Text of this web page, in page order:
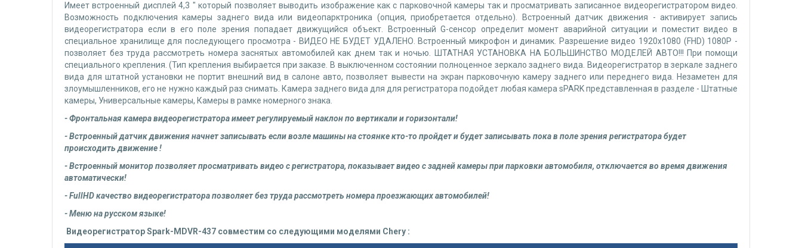
Имеет встроенный дисплей 4,3 " который позволяет выводить изображение как с парковочной камеры так и просматривать записанное видеорегистратором видео.
Возможность подключения камеры заднего вида или видеопарктроника (опция, приобретается отдельно). Встроенный датчик движения - активирует запись
видеорегистратора если в его поле зрения попадает движущийся объект. Встроенный G-сенсор определит момент аварийной ситуации и поместит видео в
специальное хранилище для последующего просмотра - ВИДЕО НЕ БУДЕТ УДАЛЕНО. Встроенный микрофон и динамик. Разрешение видео 1920х1080 (FHD) 1080P -
позволяет без труда рассмотреть номера заснятых автомобилей как днем так и ночью. ШТАТНАЯ УСТАНОВКА НА БОЛЬШИНСТВО МОДЕЛЕЙ АВТО!!! При помощи
специального крепления. (Тип крепления выбирается при заказе. В выключенном состоянии полноценное зеркало заднего вида. Видеорегистратор в зеркале заднего
вида для штатной установки не портит внешний вид в салоне авто, позволяет вывести на экран парковочную камеру заднего или переднего вида. Незаметен для
злоумышленников, его не нужно каждый раз снимать. Камера заднего вида для для регистратора подойдет любая камера sPARK представленная в разделе - Штатные
камеры, Универсальные камеры, Камеры в рамке номерного знака.
- Фронтальная камера видеорегистратора имеет регулируемый наклон по вертикали и горизонтали!
- Встроенный датчик движения начнет записывать если возле машины на стоянке кто-то пройдет и будет записывать пока в поле зрения регистратора будет
происходить движение !
- Встроенный монитор позволяет просматривать видео с регистратора, показывает видео с задней камеры при парковки автомобиля, отключается во время движения
автоматически!
- FullHD качество видеорегистратора позволяет без труда рассмотреть номера проезжающих автомобилей!
- Меню на русском языке!
Видеорегистратор Spark-MDVR-437 совместим со следующими моделями Chery :